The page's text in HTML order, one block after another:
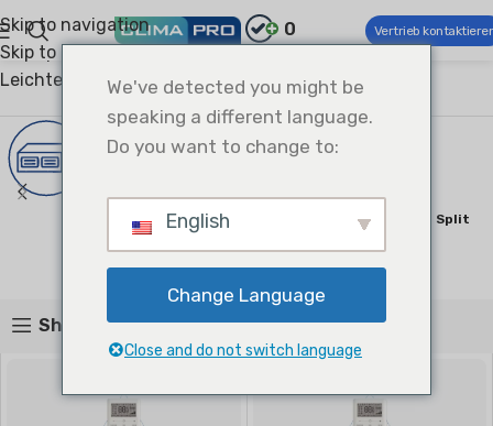
Skip to navigation
Skip to main content
0 Vertrieb
Climapro® Kommerzielle Klima- und Lüftungstechnik
Leichte kommerzielle Klimaanlage Uni-Match-Split
Uni-Match-Split
Kanaltyp Split
1 product
Boden- Und Deckentyp Split
Show sidebar
We've detected you might be
speaking a different language.
Do you want to change to:
English
Change Language
Close and do not switch language